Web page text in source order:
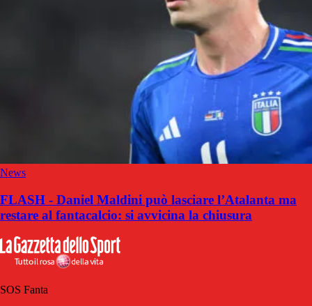
News
FLASH - Daniel Maldini può lasciare l’Atalanta ma
restare al fantacalcio: si avvicina la chiusura
SOS Fanta